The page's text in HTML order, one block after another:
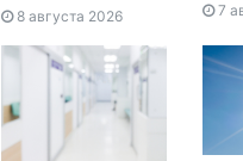
8 августа 2026 7